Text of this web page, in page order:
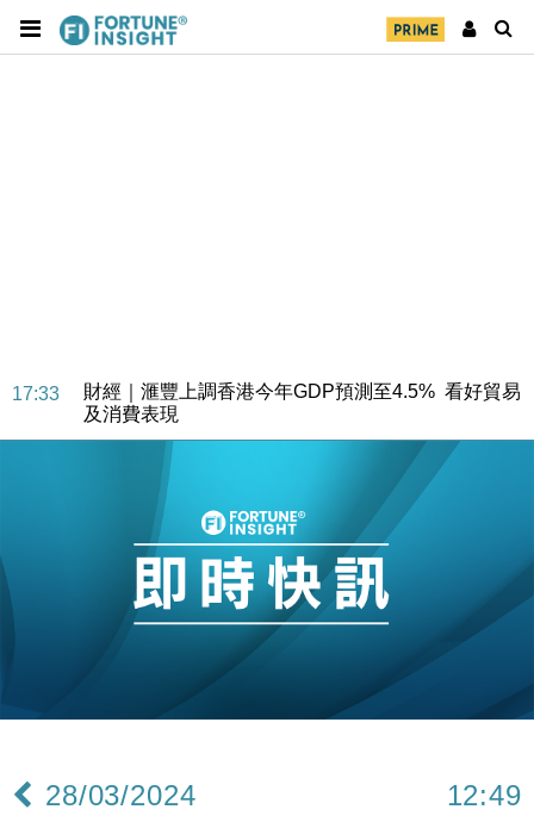
17:33
財經｜滙豐上調香港今年GDP預測至4.5% 看好貿易
及消費表現
本地｜假冒內地執法人員要求交「保證金」 43歲女子
損失近6900萬元
財經｜日經失守6.5萬點後回穩 全周仍升近2%
財經｜恒隆10月換帥 玩具「反」斗城亞洲CEO蔡德
15:11
財經｜韓股反覆波動收跌 連挫7周創逾3年最長跌勢
財經｜內地7月美元計價出口增近24%勝預期 貿易順
11:12
國際｜特朗普料美伊戰事快結束 承認部分彈藥庫存緊
28/03/2024 12:49